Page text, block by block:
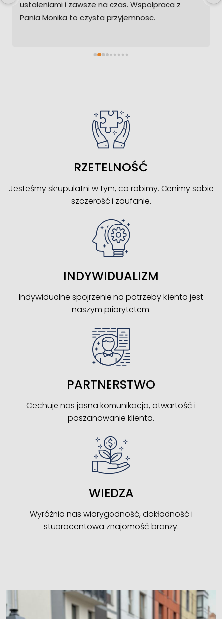
ustaleniami i zawsze na czas. Wspolpraca z
Pania Monika to czysta przyjemnosc.
RZETELNOŚĆ
Jesteśmy skrupulatni w tym, co robimy. Cenimy sobie
szczerość i zaufanie.
INDYWIDUALIZM
Indywidualne spojrzenie na potrzeby klienta jest
naszym priorytetem.
PARTNERSTWO
Cechuje nas jasna komunikacja, otwartość i
poszanowanie klienta.
WIEDZA
Wyróżnia nas wiarygodność, dokładność i
stuprocentowa znajomość branży.